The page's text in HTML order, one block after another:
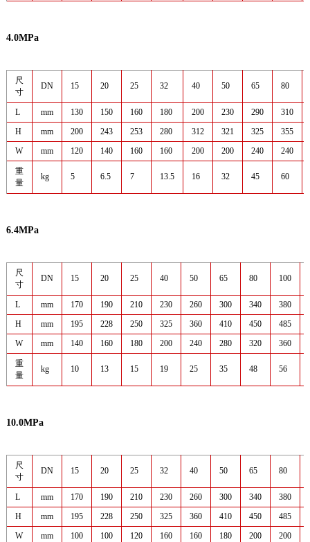
4.0MPa
尺
寸
DN 15 20 25 32 40 50 65 80
L mm 130 150 160 180 200 230 290
310
H
mm 200 243 253 280 312 321 325
355
W
mm 120 140 160 160 200 200 240 240
重
量
kg 5 6.5 7 13.5 16 32 45 60
6.4MPa
尺
寸
DN 15 20 25 40 50 65 80 100
L mm 170 190 210 230 260 300 340 380
H
mm 195 228 250 325 360 410 450 485
W
mm 140 160 180 200 240 280 320 360
重
量
kg 10 13 15 19 25 35 48 56
10.0MPa
尺
寸
DN 15 20 25 32 40 50 65 80
L mm 170 190 210 230 260 300 340 380
H
mm 195 228 250 325 360 410 450 485
W
mm 100 100 120 160 160 180 200 200